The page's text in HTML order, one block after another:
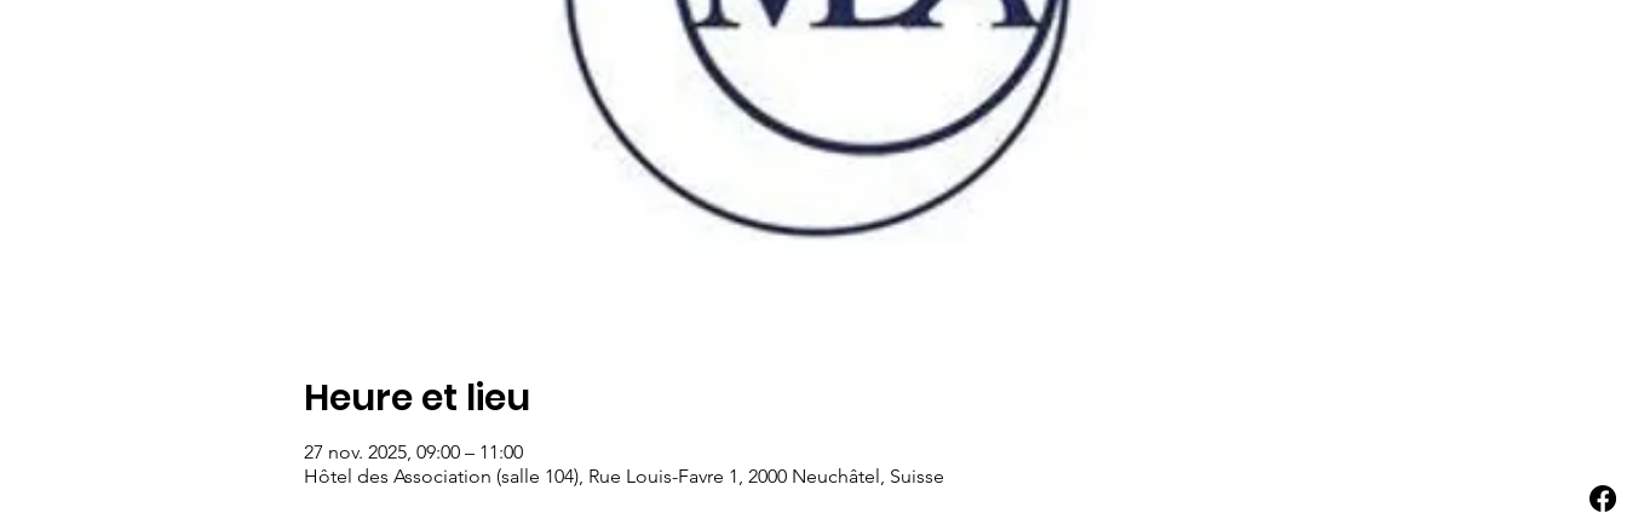
Heure et lieu
27 nov. 2025, 09:00 – 11:00
Hôtel des Association (salle 104), Rue Louis-Favre 1, 2000 Neuchâtel, Suisse